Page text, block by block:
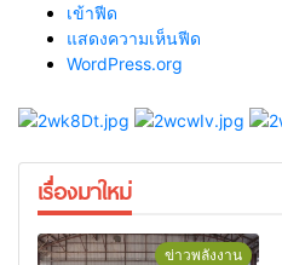
เข้าฟีด
แสดงความเห็นฟีด
WordPress.org
เรื่องมาใหม่
ข่าวพลังงาน